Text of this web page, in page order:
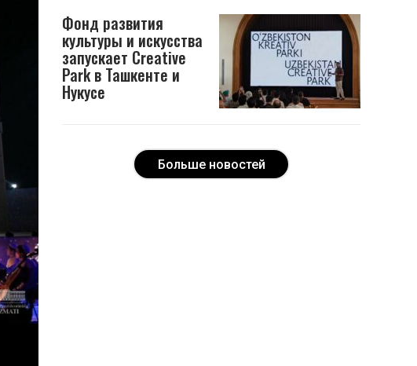
Фонд развития
культуры и искусства
запускает Creative
Park в Ташкенте и
Нукусе
Больше новостей